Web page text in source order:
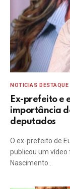
NOTICIAS DESTAQUE
Ex-prefeito e
importância
deputados
O ex-prefeito de
publicou um
Nascimento…